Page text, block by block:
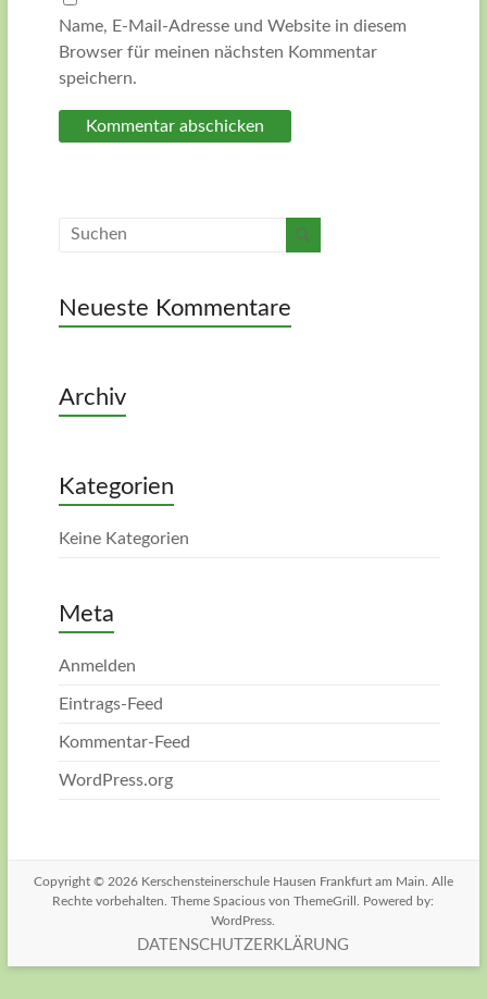
Name, E-Mail-Adresse und Website in diesem
Browser für meinen nächsten Kommentar
speichern.
Neueste Kommentare
Archiv
Kategorien
Keine Kategorien
Meta
Anmelden
Eintrags-Feed
Kommentar-Feed
WordPress.org
Copyright © 2026 Kerschensteinerschule Hausen Frankfurt am Main . Alle
Rechte vorbehalten. ThemeSpacious von ThemeGrill. Powered by:
WordPress
DATENSCHUTZERKLÄRUNG